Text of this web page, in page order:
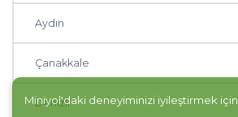
Aydın
Çanakkale
Denizli
Miniyol'daki deneyiminizi iyileştirmek için